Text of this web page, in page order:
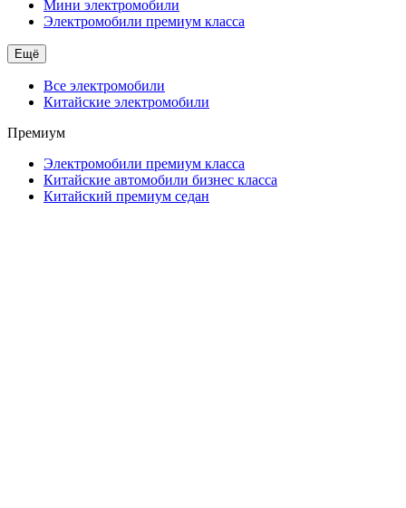
Мини электромобили
Электромобили премиум класса
Ещё
Все электромобили
Китайские электромобили
Премиум
Электромобили премиум класса
Китайские автомобили бизнес класса
Китайский премиум седан